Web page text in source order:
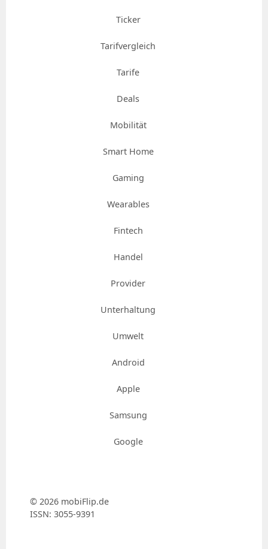
Ticker
Tarifvergleich
Tarife
Deals
Mobilität
Smart Home
Gaming
Wearables
Fintech
Handel
Provider
Unterhaltung
Umwelt
Android
Apple
Samsung
Google
© 2026 mobiFlip.de
ISSN: 3055-9391